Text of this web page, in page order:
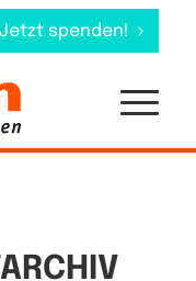
Jetzt spenden!